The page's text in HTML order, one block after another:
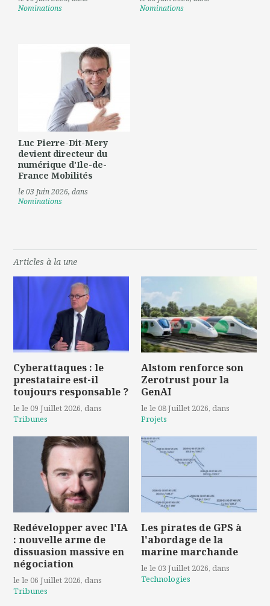
Nominations
Nominations
Luc Pierre-Dit-Mery
devient directeur du
numérique d'Ile-de-
France Mobilités
le 03 Juin 2026, dans
Nominations
Articles à la une
Cyberattaques : le
prestataire est-il
toujours responsable ?
le le 09 Juillet 2026, dans
Tribunes
Alstom renforce son
Zerotrust pour la
GenAI
le le 08 Juillet 2026, dans
Projets
Redévelopper avec l'IA
: nouvelle arme de
dissuasion massive en
négociation
le le 06 Juillet 2026, dans
Tribunes
Les pirates de GPS à
l'abordage de la
marine marchande
le le 03 Juillet 2026, dans
Technologies